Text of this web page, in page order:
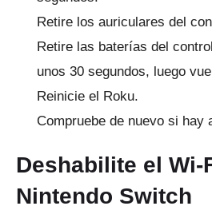
Retire los auriculares del
Retire las baterías del
unos 30 segundos, luego
Reinicie el Roku.
Compruebe de nuevo si hay
Deshabilite el Wi-
Nintendo Switch